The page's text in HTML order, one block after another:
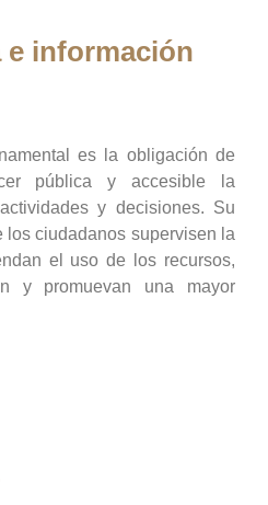
e información
es la obligación de
pública y accesible la
y decisiones. Su
los ciudadanos supervisen la
el uso de los recursos,
y promuevan una mayor